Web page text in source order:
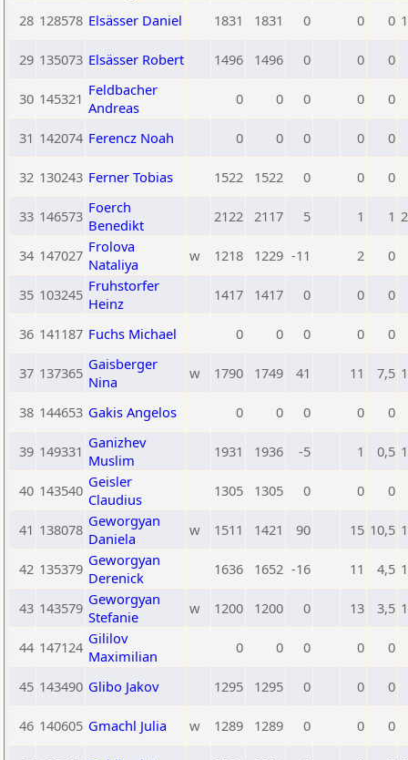
28 128578 Elsässer Daniel 1831 1831 0 0 0
29 135073 Elsässer Robert 1496 1496 0 0 0
30 145321 Feldbacher
Andreas
0 0 0 0 0
31 142074 Ferencz Noah 0 0 0 0 0
32 130243 Ferner Tobias 1522 1522 0 0 0
33 146573 Foerch
Benedikt
2122 2117 5 1 1
34 147027 Frolova
Nataliya
w 1218 1229 -11 2 0
35 103245 Fruhstorfer
Heinz
1417 1417 0 0 0
36 141187 Fuchs Michael 0 0 0 0 0
37 137365 Gaisberger
Nina
w 1790 1749 41 11 7,5
38 144653 Gakis Angelos 0 0 0 0 0
39 149331 Ganizhev
Muslim
1931 1936 -5 1 0,5
40 143540 Geisler
Claudius
1305 1305 0 0 0
41 138078 Geworgyan
Daniela
w 1511 1421 90 15 10,5
42 135379 Geworgyan
Derenick
1636 1652 -16 11 4,5
43 143579 Geworgyan
Stefanie
w 1200 1200 0 13 3,5
44 147124 Gililov
Maximilian
0 0 0 0 0
45 143490 Glibo Jakov 1295 1295 0 0 0
46 140605 Gmachl Julia w 1289 1289 0 0 0